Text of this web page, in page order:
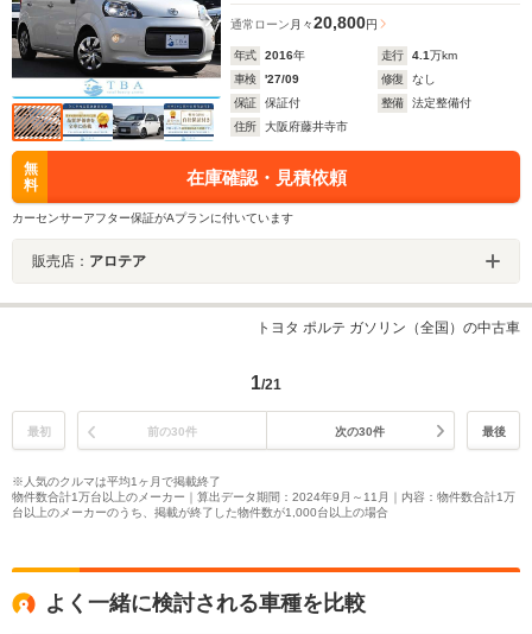
通常ローン 月々20,800円
年式 2016年 走行 4.1万km
車検
'27/09 修復
なし
保証
保証付 整備
法定整備付
住所
大阪府藤井寺市
無
料
在庫確認・見積依頼
カーセンサーアフター保証がAプランに付いています
販売店： アロテア
トヨタ ポルテ ガソリン（全国）の中古車
1/21
最初 前の30件 次の30件 最後
※人気のクルマは平均1ヶ月で掲載終了
物件数合計1万台以上のメーカー｜算出データ期間：2024年9月～11月｜内容：物件数合計1万
台以上のメーカーのうち、掲載が終了した物件数が1,000台以上の場合
よく一緒に検討される車種を比較